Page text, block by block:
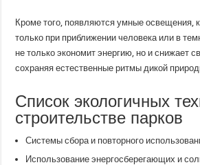
Кроме того, появляются умные освещения,
только при приближении человека или в
не только экономит энергию, но и снижает
сохраняя естественные ритмы дикой
Список экологичных
строительстве парков
Системы сбора и повторного
Использование энергосберегающих и